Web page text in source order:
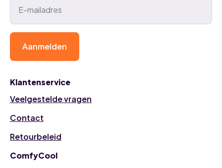
Klantenservice
Veelgestelde vragen
Contact
Retourbeleid
ComfyCool
Aanmelden